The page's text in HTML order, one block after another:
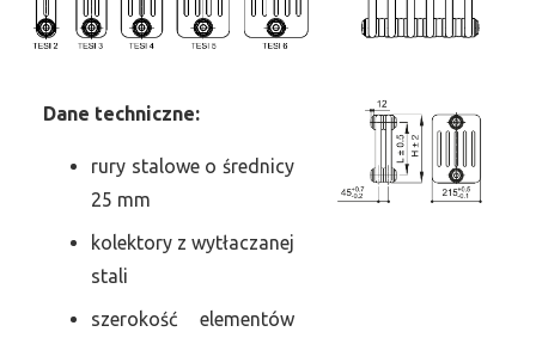
Dane techniczne:
rury stalowe o średnicy
25 mm
kolektory z wytłaczanej
stali
szerokość elementów